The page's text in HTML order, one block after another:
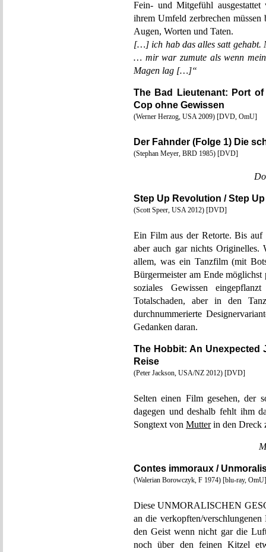
Fein- und Mitgefühl
ihrem Umfeld zerbrechen
Augen, Worten und Taten.
[…] ich hab das alles satt gehabt.
… mir war zumute als wenn
Magen lag […]“
The Bad Lieutenant: Port
Cop ohne Gewissen
(Werner Herzog, USA 2009) [DVD, OmU]
Der Fahnder (Folge 1) Die
(Stephan Meyer, BRD 1985) [DVD]
Step Up Revolution / Step
(Scott Speer, USA 2012) [DVD]
Ein Film aus der Retorte. Bis auf
aber auch gar nichts
allem, was ein Tanzfilm (mit
Bürgermeister am Ende
soziales Gewissen
Totalschaden, aber in den
durchnummerierte
Gedanken daran.
The Hobbit: An Unexpected
Reise
(Peter Jackson, USA/NZ 2012) [DVD]
Selten einen Film gesehen,
dagegen und deshalb fehlt ihm
Songtext von Mutterin den Dreck
Contes immoraux /
(Walerian Borowczyk, F 1974) [blu-ray, OmU]
Diese UNMORALISCHEN
an die verkopften/
den Geist wenn nicht gar die
noch über den feinen Kitzel